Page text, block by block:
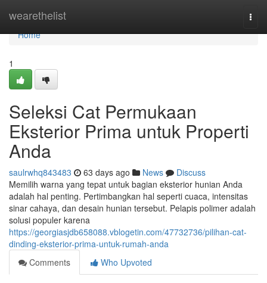
wearethelist
Home
Home
1
Seleksi Cat Permukaan
Eksterior Prima untuk Properti
Anda
saulrwhq843483 63 days ago News
Discuss
Memilih warna yang tepat untuk bagian eksterior hunian Anda
adalah hal penting. Pertimbangkan hal seperti cuaca, intensitas
sinar cahaya, dan desain hunian tersebut. Pelapis polimer adalah
solusi populer karena
https://georgiasjdb658088.vblogetin.com/47732736/pilihan-cat-
dinding-eksterior-prima-untuk-rumah-anda
Comments
Who Upvoted